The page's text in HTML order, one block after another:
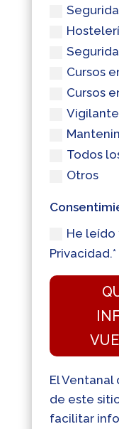
Cursos
Cursos
Todos
Otros
He leído
Privacidad.*
El Ventanal
de este
facilitar